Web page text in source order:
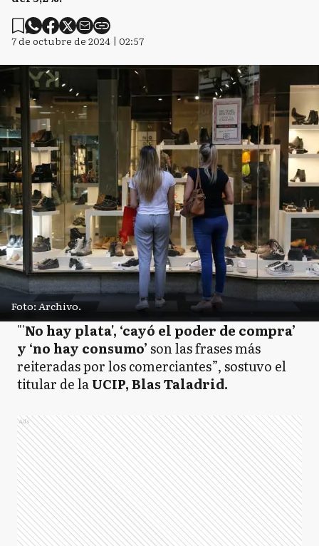
7 de octubre de 2024 | 02:57
Foto: Archivo.
"'No hay plata', ‘cayó el poder de compra’
y ‘no hay consumo’son las frases más
reiteradas por los comerciantes”, sostuvo el
titular de laUCIP, Blas Taladrid.
Ads